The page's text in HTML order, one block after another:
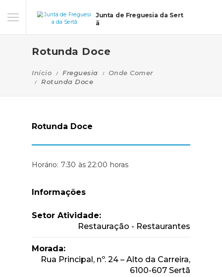
Junta de Freguesia da Sert
ã
Rotunda Doce
Início Freguesia
Onde Comer
Rotunda Doce
Rotunda Doce
Horário: 7:30 às 22:00 horas
Informações
Setor Atividade:
Restauração - Restaurantes
Morada:
Rua Principal, nº. 24 – Alto da Carreira,
6100-607 Sertã